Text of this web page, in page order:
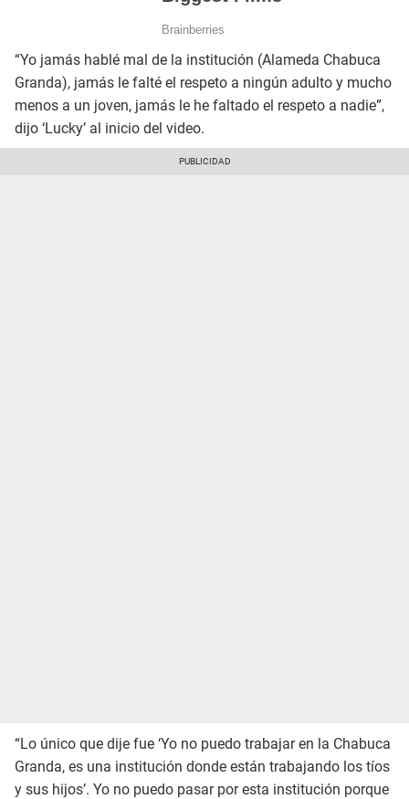
“Yo jamás hablé mal de la institución (Alameda Chabuca
Granda), jamás le falté el respeto a ningún adulto y mucho
menos a un joven, jamás le he faltado el respeto a nadie”,
dijo ‘Lucky’ al inicio del video.
“Lo único que dije fue ‘Yo no puedo trabajar en la Chabuca
Granda, es una institución donde están trabajando los tíos
y sus hijos’. Yo no puedo pasar por esta institución porque